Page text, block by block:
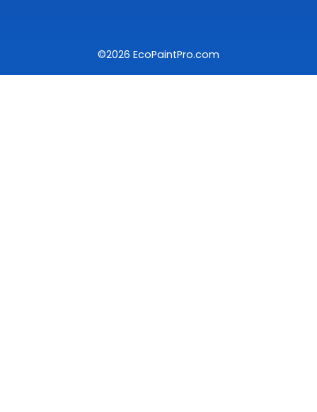
©2026 EcoPaintPro.com